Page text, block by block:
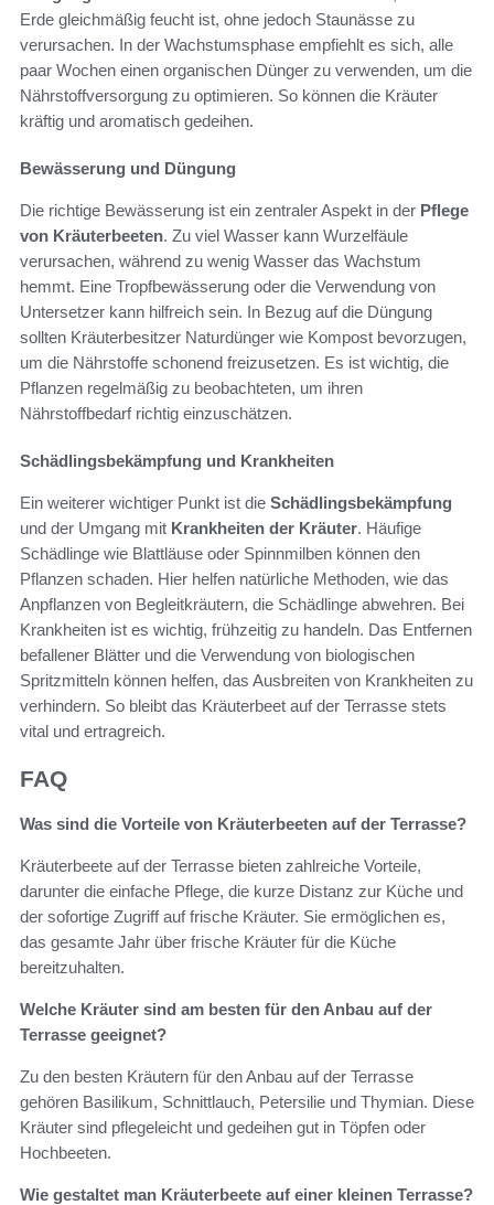
Erde gleichmäßig feucht ist, ohne jedoch Staunässe zu
verursachen. In der Wachstumsphase empfiehlt es sich, alle
paar Wochen einen organischen Dünger zu verwenden, um die
Nährstoffversorgung zu optimieren. So können die Kräuter
kräftig und aromatisch gedeihen.
Bewässerung und Düngung
Die richtige Bewässerung ist ein zentraler Aspekt in der Pflege
von Kräuterbeeten. Zu viel Wasser kann Wurzelfäule
verursachen, während zu wenig Wasser das Wachstum
hemmt. Eine Tropfbewässerung oder die Verwendung von
Untersetzer kann hilfreich sein. In Bezug auf die Düngung
sollten Kräuterbesitzer Naturdünger wie Kompost bevorzugen,
um die Nährstoffe schonend freizusetzen. Es ist wichtig, die
Pflanzen regelmäßig zu beobachteten, um ihren
Nährstoffbedarf richtig einzuschätzen.
Schädlingsbekämpfung und Krankheiten
Ein weiterer wichtiger Punkt ist die Schädlingsbekämpfung
und der Umgang mit Krankheiten der Kräuter. Häufige
Schädlinge wie Blattläuse oder Spinnmilben können den
Pflanzen schaden. Hier helfen natürliche Methoden, wie das
Anpflanzen von Begleitkräutern, die Schädlinge abwehren. Bei
Krankheiten ist es wichtig, frühzeitig zu handeln. Das Entfernen
befallener Blätter und die Verwendung von biologischen
Spritzmitteln können helfen, das Ausbreiten von Krankheiten zu
verhindern. So bleibt das Kräuterbeet auf der Terrasse stets
vital und ertragreich.
FAQ
Was sind die Vorteile von Kräuterbeeten auf der Terrasse?
Kräuterbeete auf der Terrasse bieten zahlreiche Vorteile,
darunter die einfache Pflege, die kurze Distanz zur Küche und
der sofortige Zugriff auf frische Kräuter. Sie ermöglichen es,
das gesamte Jahr über frische Kräuter für die Küche
bereitzuhalten.
Welche Kräuter sind am besten für den Anbau auf der
Terrasse geeignet?
Zu den besten Kräutern für den Anbau auf der Terrasse
gehören Basilikum, Schnittlauch, Petersilie und Thymian. Diese
Kräuter sind pflegeleicht und gedeihen gut in Töpfen oder
Hochbeeten.
Wie gestaltet man Kräuterbeete auf einer kleinen Terrasse?